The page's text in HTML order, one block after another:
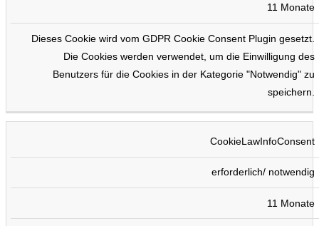
11 Monate
Dieses Cookie wird vom GDPR Cookie Consent Plugin gesetzt.
Die Cookies werden verwendet, um die Einwilligung des
Benutzers für die Cookies in der Kategorie "Notwendig" zu
speichern.
CookieLawInfoConsent
erforderlich/ notwendig
11 Monate